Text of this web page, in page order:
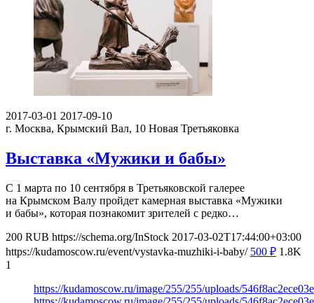
2017-03-01 2017-09-10
г. Москва, Крымский Вал, 10 Новая Третьяковка
Выставка «Мужики и бабы»
С 1 марта по 10 сентября в Третьяковской галерее
на Крымском Валу пройдет камерная выставка «Мужики
и бабы», которая познакомит зрителей с редко…
200 RUB https://schema.org/InStock 2017-03-02T17:44:00+03:00
https://kudamoscow.ru/event/vystavka-muzhiki-i-baby/ 500 ₽ 1.8K
1
https://kudamoscow.ru/image/255/255/uploads/